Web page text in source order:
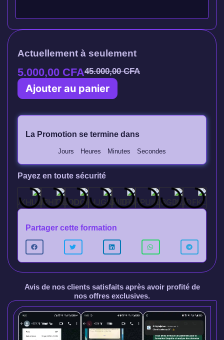
Actuellement à seulement
5.000,00 CFA45.000,00CFA
Ajouter au panier
La Promotion se termine dans
Jours Heures Minutes Secondes
Payez en toute sécurité
Partager cette formation
Avis de nos clients satisfaits après avoir profité de
nos offres exclusives.